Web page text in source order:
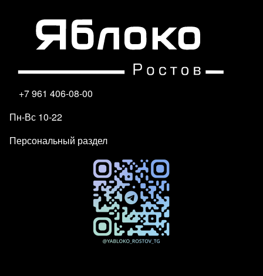
+7 961 406-08-00
Пн-Вс 10-22
Персональный раздел